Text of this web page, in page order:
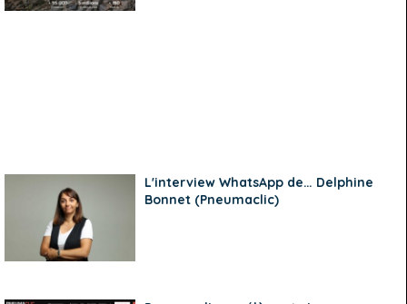
L'interview WhatsApp de… Delphine
Bonnet (Pneumaclic)